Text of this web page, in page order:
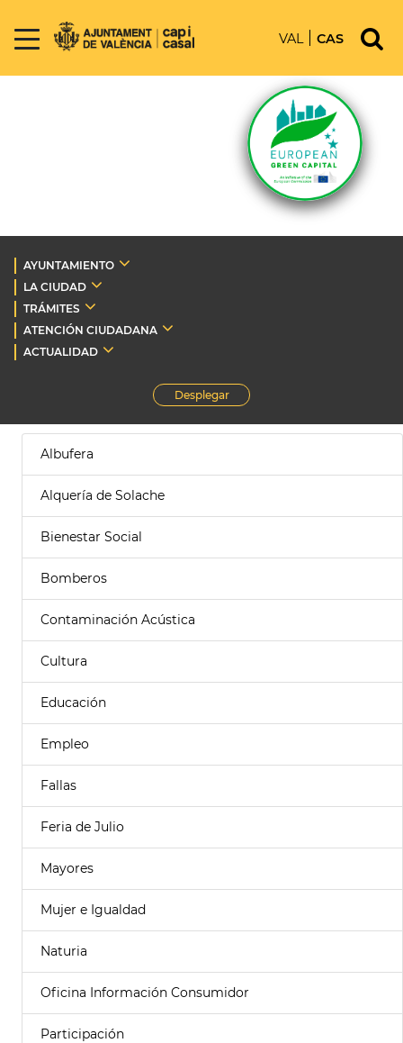
VAL CAS
AYUNTAMIENTO
LA CIUDAD
TRÁMITES
ATENCIÓN CIUDADANA
ACTUALIDAD
Desplegar
Albufera
Alquería de Solache
Bienestar Social
Bomberos
Contaminación Acústica
Cultura
Educación
Empleo
Fallas
Feria de Julio
Mayores
Mujer e Igualdad
Naturia
Oficina Información Consumidor
Participación